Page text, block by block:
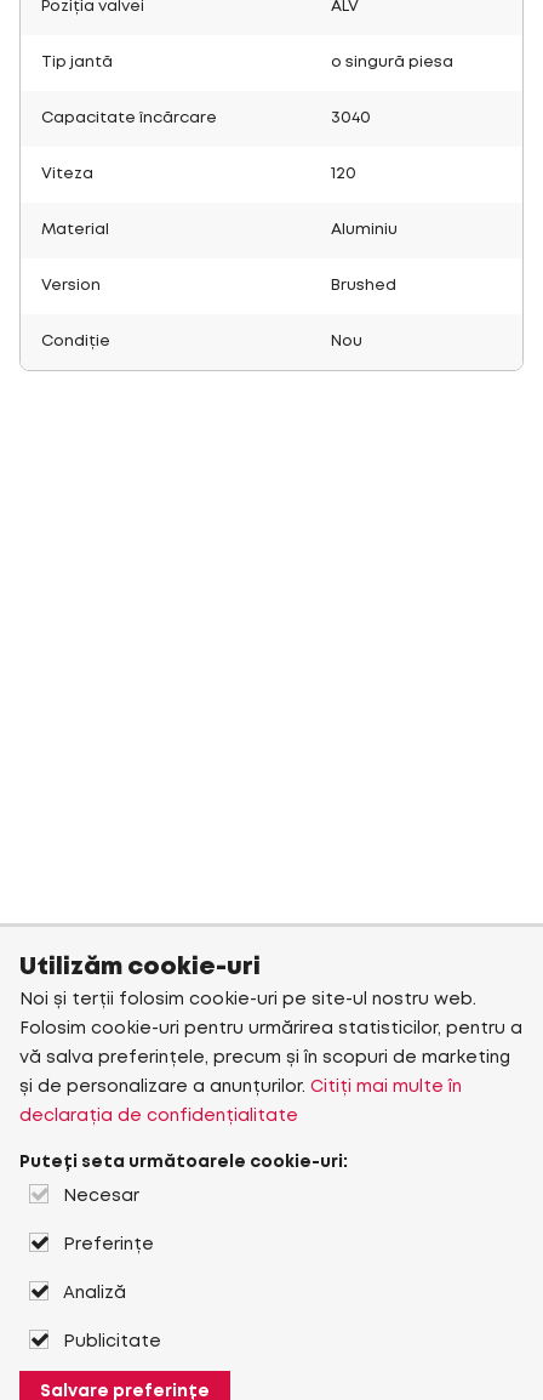
Poziția valvei ALV
Tip jantă o singură piesa
Capacitate încărcare 3040
Viteza 120
Material Aluminiu
Version Brushed
Condiție Nou
Utilizăm cookie-uri
Noi și terții folosim cookie-uri pe site-ul nostru web.
Folosim cookie-uri pentru urmărirea statisticilor, pentru a
vă salva preferințele, precum și în scopuri de marketing
și de personalizare a anunțurilor. Citiți mai multe în
declarația de confidențialitate
Puteți seta următoarele cookie-uri:
Necesar
Preferințe
Analiză
Publicitate
Salvare preferințe